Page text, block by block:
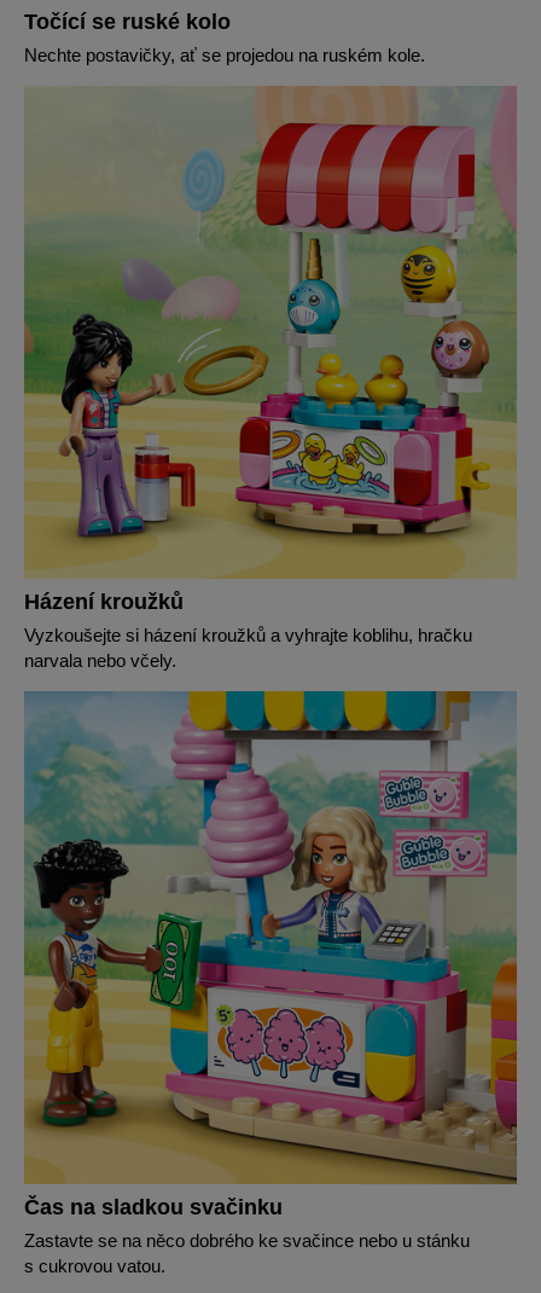
Točící se ruské kolo
Nechte postavičky, ať se projedou na ruském kole.
Házení kroužků
Vyzkoušejte si házení kroužků a vyhrajte koblihu, hračku
narvala nebo včely.
Čas na sladkou svačinku
Zastavte se na něco dobrého ke svačince nebo u stánku
s cukrovou vatou.